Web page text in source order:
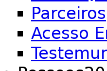
Parceiros
Acesso